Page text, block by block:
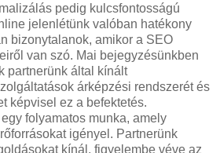
pedig kulcsfontosságú
jelenlétünk valóban hatékony
bizonytalanok, amikor a SEO
van szó. Mai bejegyzésünkben
partnerünk által kínált
árképzési rendszerét és
képvisel ez a befektetés.
folyamatos munka, amely
igényel. Partnerünk
kínál, figyelembe véve az